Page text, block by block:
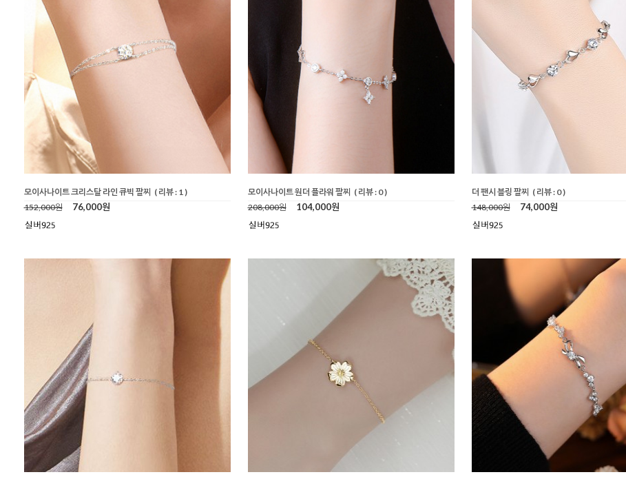
모이사나이트 크리스탈 라인 큐빅 팔찌 ( 리뷰 : 1 )
152,000원
76,000원
모이사나이트 원더 플라워 팔찌 ( 리뷰 : 0 )
208,000원
104,000원
더 팬시 블링 팔찌 ( 리뷰 : 0 )
148,000원
74,000원